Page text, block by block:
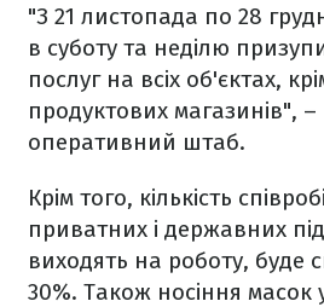
"З 21 листопада по 28
в суботу та неділю
послуг на всіх об'єктах,
продуктових магазинів",
оперативний штаб.
Крім того, кількість
приватних і державних
виходять на роботу, буде
30%. Також носіння масок у